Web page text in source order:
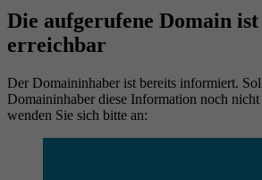
Die aufgerufene Domain
erreichbar
Der Domaininhaber ist bereits informiert.
Domaininhaber diese Information noch nicht
wenden Sie sich bitte an: